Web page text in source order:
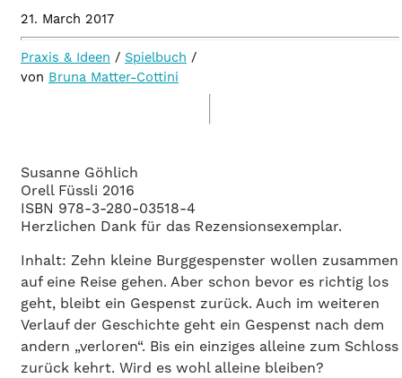
21. March 2017
Praxis & Ideen / Spielbuch /
von Bruna Matter-Cottini
Susanne Göhlich
Orell Füssli 2016
ISBN 978-3-280-03518-4
Herzlichen Dank für das Rezensionsexemplar.
Inhalt: Zehn kleine Burggespenster wollen zusammen
auf eine Reise gehen. Aber schon bevor es richtig los
geht, bleibt ein Gespenst zurück. Auch im weiteren
Verlauf der Geschichte geht ein Gespenst nach dem
andern „verloren“. Bis ein einziges alleine zum Schloss
zurück kehrt. Wird es wohl alleine bleiben?